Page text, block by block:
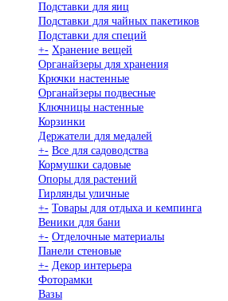
Подставки для яиц
Подставки для чайных пакетиков
Подставки для специй
+- Хранение вещей
Органайзеры для хранения
Крючки настенные
Органайзеры подвесные
Ключницы настенные
Корзинки
Держатели для медалей
+- Все для садоводства
Кормушки садовые
Опоры для растений
Гирлянды уличные
+- Товары для отдыха и кемпинга
Веники для бани
+- Отделочные материалы
Панели стеновые
+- Декор интерьера
Фоторамки
Вазы